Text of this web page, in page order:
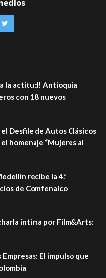
la actitud! Antioquia
con 18 nuevos
Desfile de Autos Clásicos
homenaje “Mujeres al
recibe la 4.ª
de Comfenalco
íntima por Film&Arts:
El impulso que